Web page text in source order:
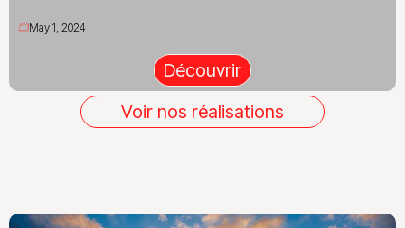
May 1, 2024
Découvrir
Voir nos réalisations